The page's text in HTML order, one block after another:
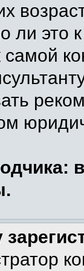
ли это